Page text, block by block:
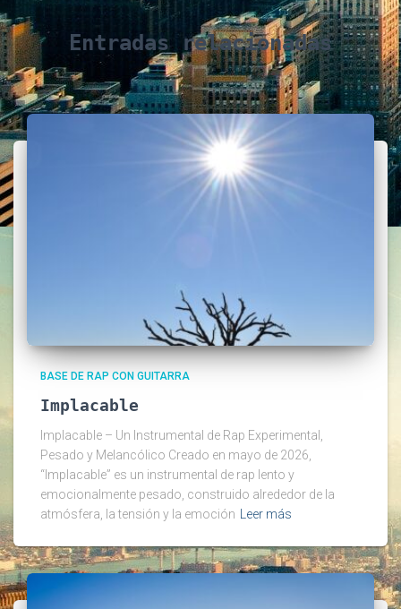
Entradas relacionadas
BASE DE RAP CON GUITARRA
Implacable
Implacable – Un Instrumental de Rap Experimental,
Pesado y Melancólico Creado en mayo de 2026,
“Implacable” es un instrumental de rap lento y
emocionalmente pesado, construido alrededor de la
atmósfera, la tensión y la emoción
Leer más